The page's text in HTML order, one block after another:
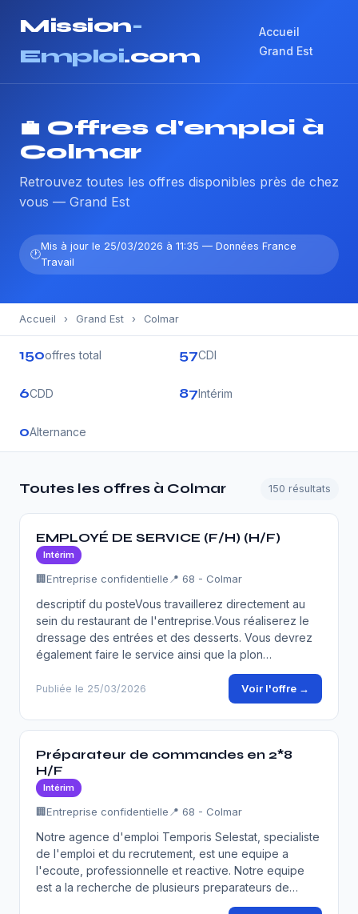
Mission-
Emploi.com
Accueil
Grand Est
💼 Offres d'emploi à
Colmar
Retrouvez toutes les offres disponibles près de chez
vous — Grand Est
Mis à jour le 25/03/2026 à 11:35 — Données France
Travail
Accueil › Grand Est › Colmar
150offres total 57CDI
6CDD 87Intérim
0Alternance
Toutes les offres à Colmar 150 résultats
EMPLOYÉ DE SERVICE (F/H) (H/F)
Intérim
🏢Entreprise confidentielle 📍 68 - Colmar
descriptif du posteVous travaillerez directement au
sein du restaurant de l'entreprise.Vous réaliserez le
dressage des entrées et des desserts. Vous devrez
également faire le service ainsi que la plon…
Publiée le 25/03/2026 Voir l'offre →
Préparateur de commandes en 2*8
H/F
Intérim
🏢Entreprise confidentielle 📍 68 - Colmar
Notre agence d'emploi Temporis Selestat, specialiste
de l'emploi et du recrutement, est une equipe a
l'ecoute, professionnelle et reactive. Notre equipe
est a la recherche de plusieurs preparateurs de…